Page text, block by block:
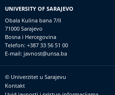
UNIVERSITY OF SARAJEVO
Obala Kulina bana 7/II
71000 Sarajevo
Bosna i Hercegovina
Telefon: +387 33 56 51 00
E-mail: javnost@unsa.ba
Footer
© Univerzitet u Sarajevu
Kontakt